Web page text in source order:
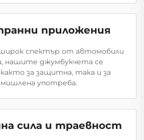
приложения
спектър от автомобили
нашите джумбукчета се
за защитна, така и за
употреба.
сила и траевност